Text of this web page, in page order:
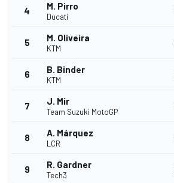
4 M. Pirro
Ducati
5 M. Oliveira
KTM
6 B. Binder
KTM
7 J. Mir
Team Suzuki MotoGP
8 A. Márquez
LCR
9 R. Gardner
Tech3